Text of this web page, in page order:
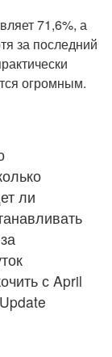
71,6%, а
за последний
огромным.
ли
с April